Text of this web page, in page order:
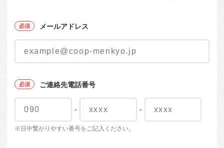
メールアドレス
ご連絡先電話番号
- -
※日中繋がりやすい番号をご記入ください。